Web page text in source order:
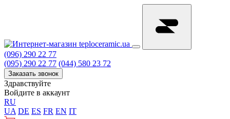
(096) 290 22 77
(095) 290 22 77 (044) 580 23 72
Заказать звонок
Здравствуйте
Войдите в аккаунт
RU
UA DE ES FR EN IT